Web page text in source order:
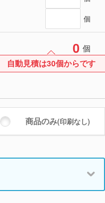
個
0 個
自動見積は30個からです
商品のみ(印刷なし)